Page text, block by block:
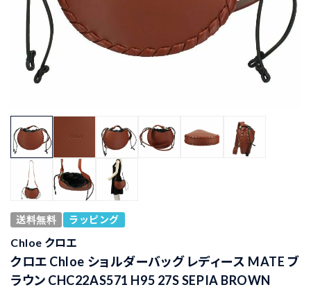
送料無料 ラッピング
Chloe クロエ
クロエ Chloe ショルダーバッグ レディース MATE ブ
ラウン CHC22AS571 H95 27S SEPIA BROWN